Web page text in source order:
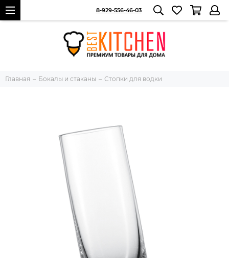
8-929-556-46-03
Главная Бокалы и стаканы Стопки для водки